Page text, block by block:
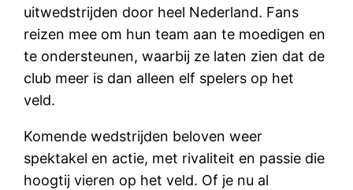
uitwedstrijden door heel Nederland. Fans
reizen mee om hun team aan te moedigen en
te ondersteunen, waarbij ze laten zien dat de
club meer is dan alleen elf spelers op het
veld.
Komende wedstrijden beloven weer
spektakel en actie, met rivaliteit en passie die
hoogtij vieren op het veld. Of je nu al